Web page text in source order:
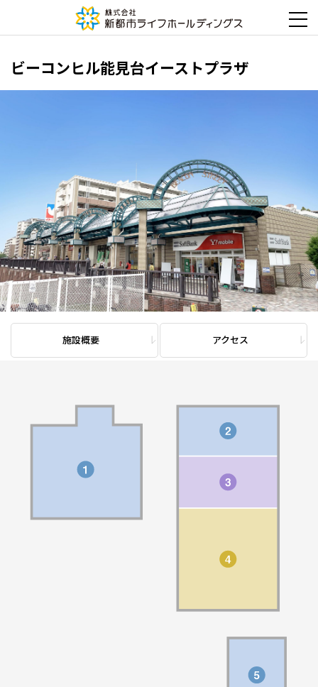
ビーコンヒル能見台イーストプラザ
施設概要 アクセス